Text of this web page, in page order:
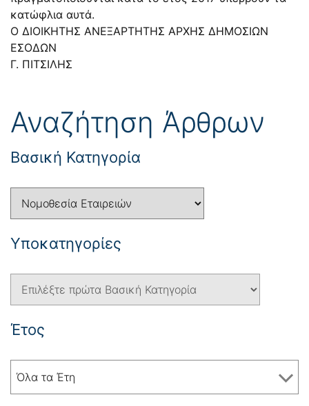
κατώφλια αυτά.
Ο ΔΙΟΙΚΗΤΗΣ ΑΝΕΞΑΡΤΗΤΗΣ ΑΡΧΗΣ ΔΗΜΟΣΙΩΝ
ΕΣΟΔΩΝ
Γ. ΠΙΤΣΙΛΗΣ
Αναζήτηση Άρθρων
Βασική Κατηγορία
Yποκατηγορίες
Έτος
Όλα τα Έτη